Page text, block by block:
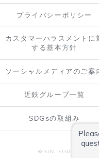
プライバシーポリシー
カスタマーハラスメントに
する基本方針
ソーシャルメディアのご案
近鉄グループ一覧
SDGsの取組み
© KINTETSU MIYAKO